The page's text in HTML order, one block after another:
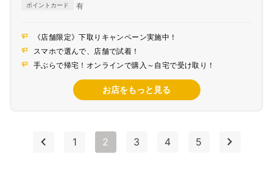
ポイントカード 有
《店舗限定》下取りキャンペーン実施中！
スマホで選んで、店舗で試着！
手ぶらで帰宅！オンラインで購入～自宅で受け取り！
お店をもっと見る
1 2 3 4 5